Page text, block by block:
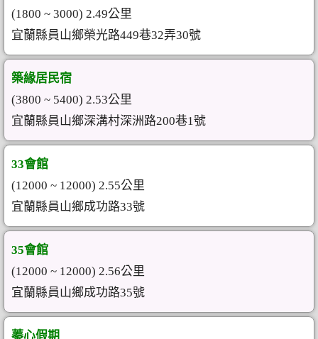
(1800 ~ 3000) 2.49公里
宜蘭縣員山鄉榮光路449巷32弄30號
築緣居民宿
(3800 ~ 5400) 2.53公里
宜蘭縣員山鄉深溝村深洲路200巷1號
33會館
(12000 ~ 12000) 2.55公里
宜蘭縣員山鄉成功路33號
35會館
(12000 ~ 12000) 2.56公里
宜蘭縣員山鄉成功路35號
蓁心假期